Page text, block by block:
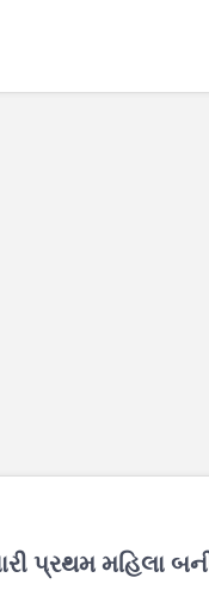
પ્રથમ મહિલા